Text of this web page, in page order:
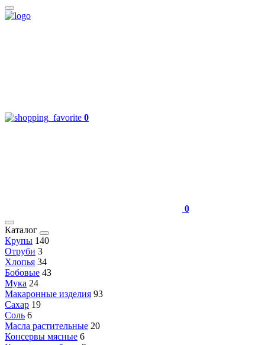
0
0
Каталог
Крупы 140
Отруби 3
Хлопья 34
Бобовые 43
Мука 24
Макаронные изделия 93
Сахар 19
Соль 6
Масла растительные 20
Консервы мясные 6